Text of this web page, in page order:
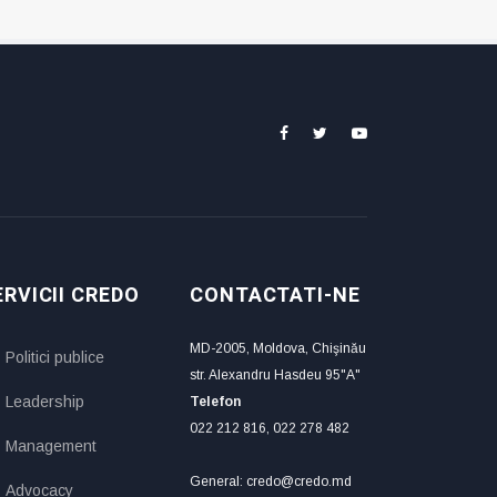
CREDO
Politici publice
Leadership
Management
Advocacy
CONTACTATI-NE
MD-2005, Moldova, Chişinău
str. Alexandru Hasdeu 95"A"
Telefon
022 212 816, 022 278 482
General: credo@credo.md